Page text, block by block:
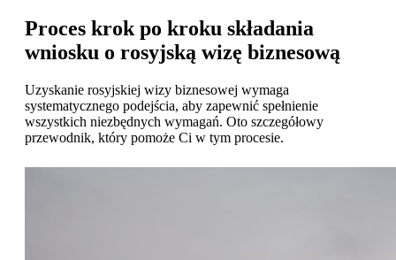
Proces krok po kroku składania
wniosku o rosyjską wizę biznesową
Uzyskanie rosyjskiej wizy biznesowej wymaga
systematycznego podejścia, aby zapewnić spełnienie
wszystkich niezbędnych wymagań. Oto szczegółowy
przewodnik, który pomoże Ci w tym procesie.